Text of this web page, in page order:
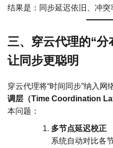
结果是：同步延迟依旧、冲突
三、穿云代理的“分
让同步更聪明
穿云代理将“时间同步”纳入网
调层（Time Coordination
本问题：
多节点延迟校正
系统自动对比各